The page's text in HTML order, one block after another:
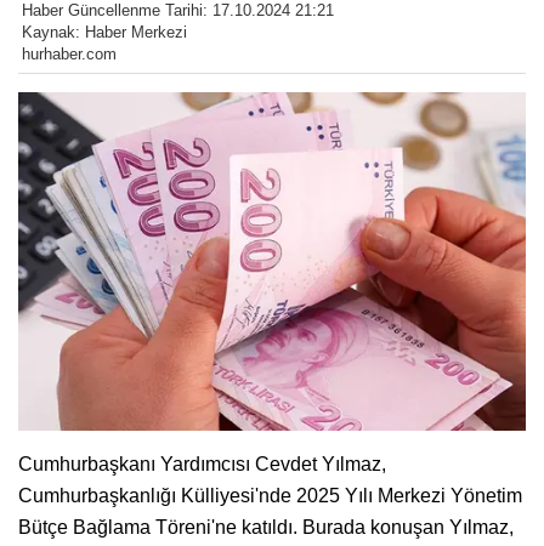
Haber Güncellenme Tarihi: 17.10.2024 21:21
Kaynak: Haber Merkezi
hurhaber.com
Cumhurbaşkanı Yardımcısı Cevdet Yılmaz,
Cumhurbaşkanlığı Külliyesi'nde 2025 Yılı Merkezi Yönetim
Bütçe Bağlama Töreni'ne katıldı. Burada konuşan Yılmaz,